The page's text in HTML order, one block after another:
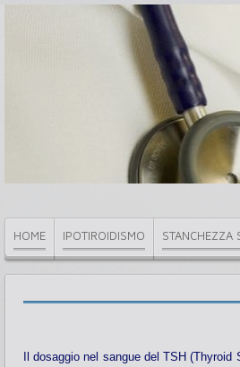
HOME IPOTIROIDISMO STANCHEZZA
Il dosaggio nel sangue del TSH